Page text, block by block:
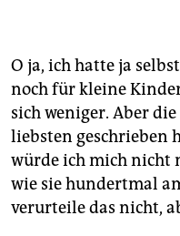
O ja, ich hatte ja
noch für kleine
sich weniger. Aber
liebsten geschrieben
würde ich mich nicht
wie sie hundertmal
verurteile das nicht,